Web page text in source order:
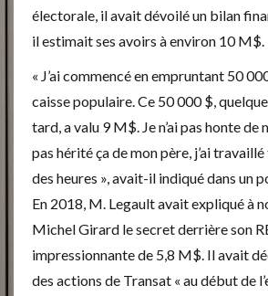
électorale, il avait dévoilé un bilan
il estimait ses avoirs à environ 10 M$.
« J’ai commencé en empruntant 50
caisse populaire. Ce 50 000 $,
tard, a valu 9 M$. Je n’ai pas honte de
pas hérité ça de mon père, j’ai
des heures », avait-il indiqué dans un
En 2018, M. Legault avait expliqué à
Michel Girard le secret derrière son
impressionnante de 5,8 M$. Il avait
des actions de Transat « au début de